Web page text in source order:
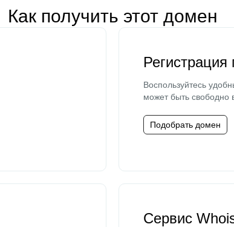
Как получить этот домен
Воспользуйтесь
может быть свободно
Подобрать домен
Сервис